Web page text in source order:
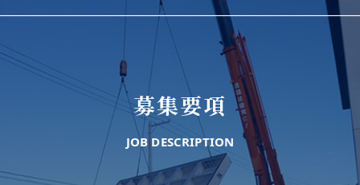
募集要項
JOB DESCRIPTION